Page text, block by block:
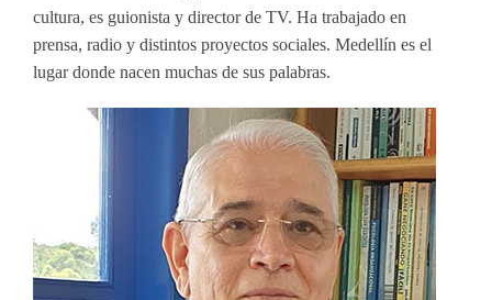
cultura, es guionista y director de TV. Ha trabajado en
prensa, radio y distintos proyectos sociales. Medellín es el
lugar donde nacen muchas de sus palabras.